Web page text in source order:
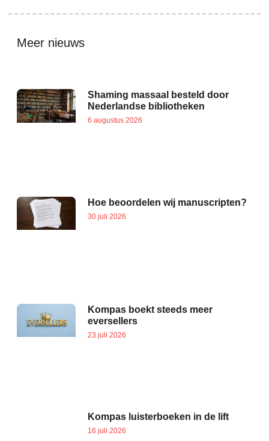
Meer nieuws
Shaming massaal besteld door
Nederlandse bibliotheken
6 augustus 2026
Hoe beoordelen wij manuscripten?
30 juli 2026
Kompas boekt steeds meer
eversellers
23 juli 2026
Kompas luisterboeken in de lift
16 juli 2026